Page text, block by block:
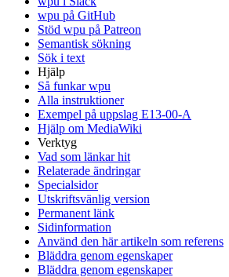
wpu på GitHub
Stöd wpu på Patreon
Semantisk sökning
Sök i text
Hjälp
Så funkar wpu
Alla instruktioner
Exempel på uppslag E13-00-A
Hjälp om MediaWiki
Verktyg
Vad som länkar hit
Relaterade ändringar
Specialsidor
Utskriftsvänlig version
Permanent länk
Sidinformation
Använd den här artikeln som referens
Bläddra genom egenskaper
Bläddra genom egenskaper